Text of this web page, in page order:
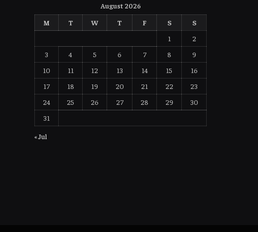
August 2026
M
T W T F S
S
1
2
3
4 5 6 7 8
9
10
11 12 13 14 15
16
17
18 19 20 21 22
23
24
25 26 27 28 29
30
31
« Jul